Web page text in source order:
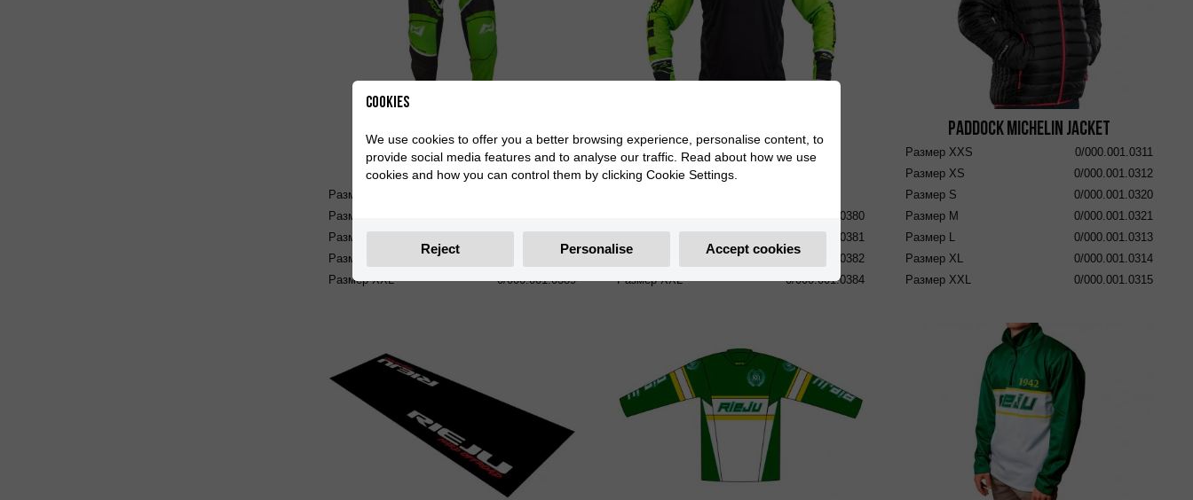
Pants Hard Off-Road Green
Размер
Размер
Размер
0/000.001.0387
Размер
0/000.001.0388
РазмерXXL 0/000.001.0389
Jersey Hard Off-Road Green
0/000.001.0380
M
0/000.001.0381
Размер
0/000.001.0382
РазмерXXL 0/000.001.0384
Paddock Michelin Jacket
Размер XXS
0/000.001.0311
Размер XS
0/000.001.0312
Размер S
0/000.001.0320
Размер M
0/000.001.0321
Размер L
0/000.001.0313
Размер XL
0/000.001.0314
Размер XXL 0/000.001.0315
Cookies
We use cookies to offer you a better browsing experience, personalise content, to
provide social media features and to analyse our traffic. Read about how we use
cookies and how you can control them by clicking Cookie Settings.
Reject Personalise Accept cookies